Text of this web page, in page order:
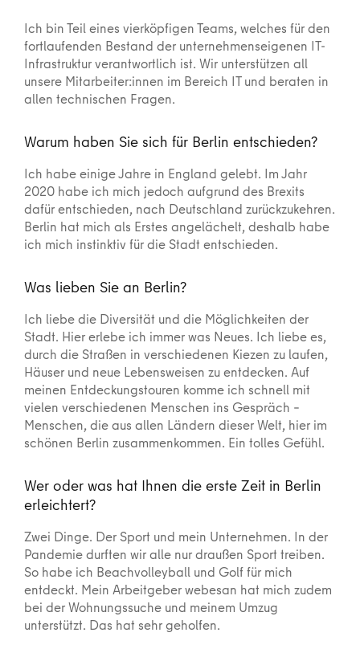
Ich bin Teil eines vierköpfigen Teams, welches für den
fortlaufenden Bestand der unternehmenseigenen IT-
Infrastruktur verantwortlich ist. Wir unterstützen all
unsere Mitarbeiter:innen im Bereich IT und beraten in
allen technischen Fragen.
Warum haben Sie sich für Berlin entschieden?
Ich habe einige Jahre in England gelebt. Im Jahr
2020 habe ich mich jedoch aufgrund des Brexits
dafür entschieden, nach Deutschland zurückzukehren.
Berlin hat mich als Erstes angelächelt, deshalb habe
ich mich instinktiv für die Stadt entschieden.
Was lieben Sie an Berlin?
Ich liebe die Diversität und die Möglichkeiten der
Stadt. Hier erlebe ich immer was Neues. Ich liebe es,
durch die Straßen in verschiedenen Kiezen zu laufen,
Häuser und neue Lebensweisen zu entdecken. Auf
meinen Entdeckungstouren komme ich schnell mit
vielen verschiedenen Menschen ins Gespräch –
Menschen, die aus allen Ländern dieser Welt, hier im
schönen Berlin zusammenkommen. Ein tolles Gefühl.
Wer oder was hat Ihnen die erste Zeit in Berlin
erleichtert?
Zwei Dinge. Der Sport und mein Unternehmen. In der
Pandemie durften wir alle nur draußen Sport treiben.
So habe ich Beachvolleyball und Golf für mich
entdeckt. Mein Arbeitgeber webesan hat mich zudem
bei der Wohnungssuche und meinem Umzug
unterstützt. Das hat sehr geholfen.